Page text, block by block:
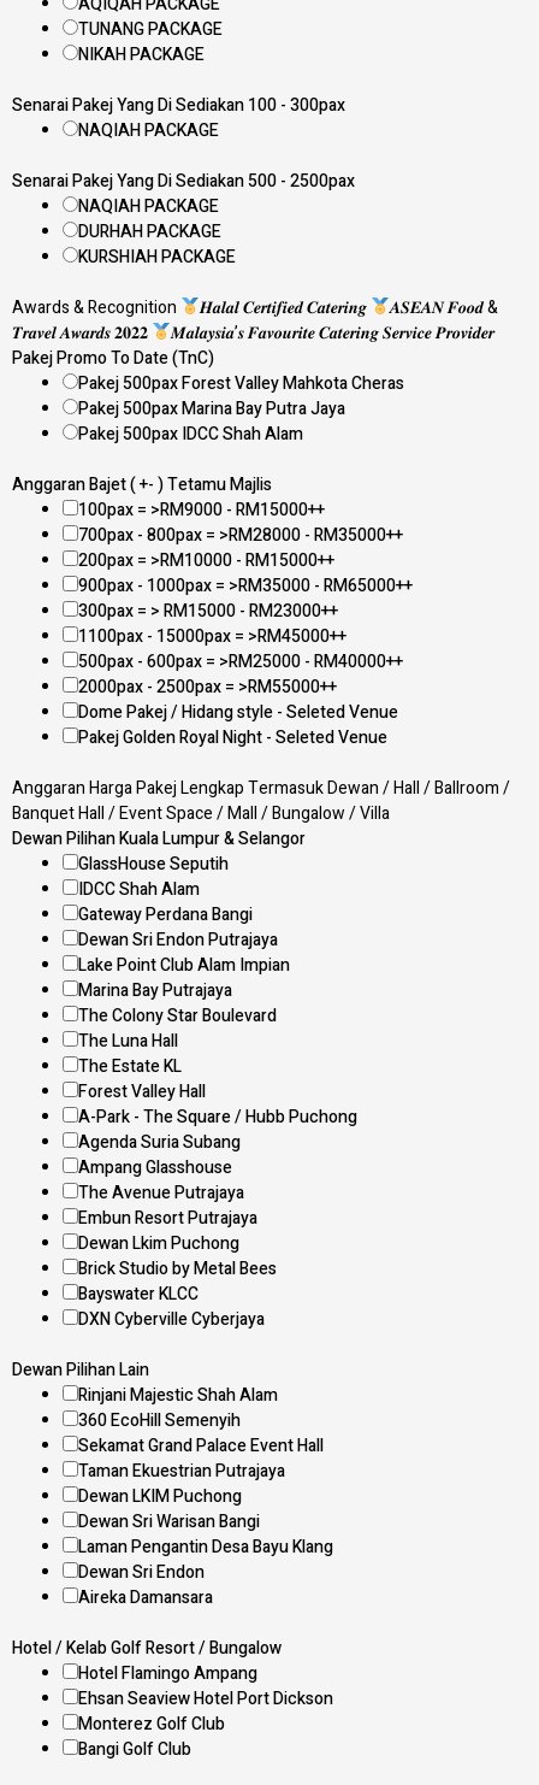
TUNANG PACKAGE
NIKAH PACKAGE
Senarai Pakej Yang Di Sediakan 100 - 300pax
NAQIAH PACKAGE
Senarai Pakej Yang Di Sediakan 500 - 2500pax
NAQIAH PACKAGE
DURHAH PACKAGE
KURSHIAH PACKAGE
Awards & Recognition
𝑯𝒂𝒍𝒂𝒍 𝑪𝒆𝒓𝒕𝒊𝒇𝒊𝒆𝒅 𝑪𝒂𝒕𝒆𝒓𝒊𝒏𝒈
𝑨𝑺𝑬𝑨𝑵 𝑭𝒐𝒐𝒅 &
𝑻𝒓𝒂𝒗𝒆𝒍 𝑨𝒘𝒂𝒓𝒅𝒔 𝟐𝟎𝟐𝟐
𝑴𝒂𝒍𝒂𝒚𝒔𝒊𝒂’𝒔 𝑭𝒂𝒗𝒐𝒖𝒓𝒊𝒕𝒆 𝑪𝒂𝒕𝒆𝒓𝒊𝒏𝒈 𝑺𝒆𝒓𝒗𝒊𝒄𝒆 𝑷𝒓𝒐𝒗𝒊𝒅𝒆𝒓
Pakej Promo To Date (TnC)
Pakej 500pax Forest Valley Mahkota Cheras
Pakej 500pax Marina Bay Putra Jaya
Pakej 500pax IDCC Shah Alam
Anggaran Bajet ( +- ) Tetamu Majlis
100pax = >RM9000 - RM15000++
700pax - 800pax = >RM28000 - RM35000++
200pax = >RM10000 - RM15000++
900pax - 1000pax = >RM35000 - RM65000++
300pax = > RM15000 - RM23000++
1100pax - 15000pax = >RM45000++
500pax - 600pax = >RM25000 - RM40000++
2000pax - 2500pax = >RM55000++
Dome Pakej / Hidang style - Seleted Venue
Pakej Golden Royal Night - Seleted Venue
Anggaran Harga Pakej Lengkap Termasuk Dewan / Hall / Ballroom /
Banquet Hall / Event Space / Mall / Bungalow / Villa
Dewan Pilihan Kuala Lumpur & Selangor
GlassHouse Seputih
IDCC Shah Alam
Gateway Perdana Bangi
Dewan Sri Endon Putrajaya
Lake Point Club Alam Impian
Marina Bay Putrajaya
The Colony Star Boulevard
The Luna Hall
The Estate KL
Forest Valley Hall
A-Park - The Square / Hubb Puchong
Agenda Suria Subang
Ampang Glasshouse
The Avenue Putrajaya
Embun Resort Putrajaya
Dewan Lkim Puchong
Brick Studio by Metal Bees
Bayswater KLCC
DXN Cyberville Cyberjaya
Dewan Pilihan Lain
Rinjani Majestic Shah Alam
360 EcoHill Semenyih
Sekamat Grand Palace Event Hall
Taman Ekuestrian Putrajaya
Dewan LKIM Puchong
Dewan Sri Warisan Bangi
Laman Pengantin Desa Bayu Klang
Dewan Sri Endon
Aireka Damansara
Hotel / Kelab Golf Resort / Bungalow
Hotel Flamingo Ampang
Ehsan Seaview Hotel Port Dickson
Monterez Golf Club
Bangi Golf Club